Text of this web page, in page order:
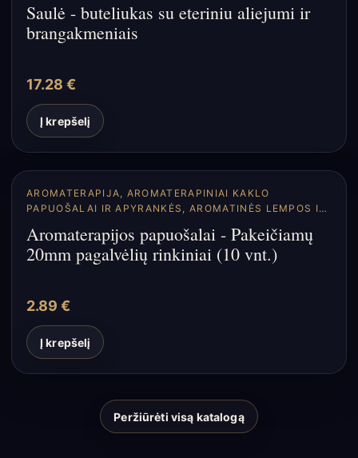
Saulė - buteliukas su eteriniu aliejumi ir
brangakmeniais
17.28 €
Į krepšelį
AROMATERAPIJA, AROMATERAPINIAI KAKLO
PAPUOŠALAI IR APYRANKĖS , AROMATINĖS LEMPOS IR
Aromaterapijos papuošalai - Pakeičiamų
20mm pagalvėlių rinkiniai (10 vnt.)
2.89 €
Į krepšelį
Peržiūrėti visą katalogą